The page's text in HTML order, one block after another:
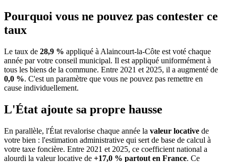
Pourquoi vous ne pouvez pas contester ce
taux
Le taux de 28,9 % appliqué à Alaincourt-la-Côte est voté chaque
année par votre conseil municipal. Il est appliqué uniformément à
tous les biens de la commune. Entre 2021 et 2025, il a augmenté de
0,0 %. C'est un paramètre que vous ne pouvez pas remettre en
cause individuellement.
L'État ajoute sa propre hausse
En parallèle, l'État revalorise chaque année la valeur locative de
votre bien : l'estimation administrative qui sert de base de calcul à
votre taxe foncière. Entre 2021 et 2025, ce coefficient national a
alourdi la valeur locative de +17,0 % partout en France. Ce